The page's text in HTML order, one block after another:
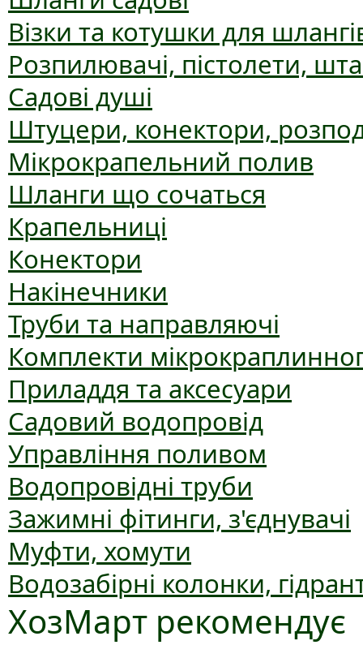
Візки та котушки для
Розпилювачі, пістолети,
Садові душі
Штуцери, конектори,
Мікрокрапельний полив
Шланги що сочаться
Крапельниці
Конектори
Накінечники
Труби та направляючі
Комплекти
Приладдя та аксесуари
Садовий водопровід
Управління поливом
Водопровідні труби
Зажимні фітинги, з'єднувачі
Муфти, хомути
Водозабірні колонки,
ХозМарт рекомендує